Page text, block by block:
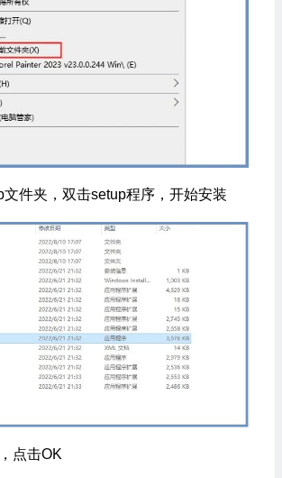
文件夹，双击setup程序，开始安装
点击OK